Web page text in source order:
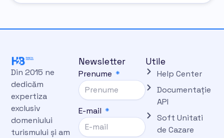
Din 2015 ne
dedicăm
expertiza
exclusiv
domeniului
turismului și am
Newsletter
Prenume
E-mail
Utile
Help Center
Documentație
API
Soft Unitati
de Cazare